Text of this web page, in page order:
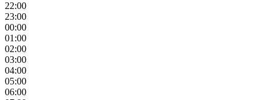
22:00
23:00
00:00
01:00
02:00
03:00
04:00
05:00
06:00